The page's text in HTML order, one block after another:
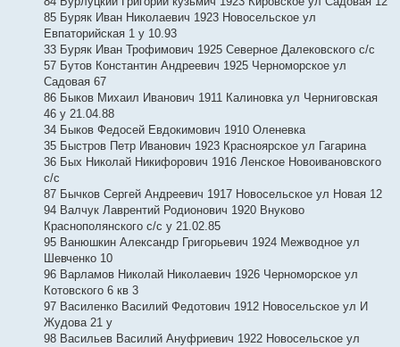
85 Буряк Иван Николаевич 1923 Новосельское ул
Евпаторийская 1 у 10.93
33 Буряк Иван Трофимович 1925 Северное Далековского с/с
57 Бутов Константин Андреевич 1925 Черноморское ул
Садовая 67
86 Быков Михаил Иванович 1911 Калиновка ул Черниговская
46 у 21.04.88
34 Быков Федосей Евдокимович 1910 Оленевка
35 Быстров Петр Иванович 1923 Красноярское ул Гагарина
36 Бых Николай Никифорович 1916 Ленское Новоивановского
с/с
87 Бычков Сергей Андреевич 1917 Новосельское ул Новая 12
94 Валчук Лаврентий Родионович 1920 Внуково
Краснополянского с/с у 21.02.85
95 Ванюшкин Александр Григорьевич 1924 Межводное ул
Шевченко 10
96 Варламов Николай Николаевич 1926 Черноморское ул
Котовского 6 кв 3
97 Василенко Василий Федотович 1912 Новосельское ул И
Жудова 21 у
98 Васильев Василий Ануфриевич 1922 Новосельское ул